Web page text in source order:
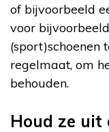
of bijvoorbeeld
voor
(sport)schoenen
regelmaat, om
behouden.
Houd ze uit